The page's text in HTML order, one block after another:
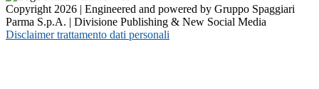
Copyright 2026 | Engineered and powered by Gruppo Spaggiari
Parma S.p.A. | Divisione Publishing & New Social Media
Disclaimer trattamento dati personali